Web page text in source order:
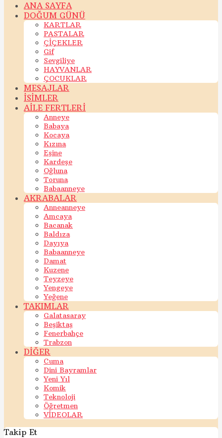
ANA SAYFA
DOĞUM GÜNÜ
KARTLAR
PASTALAR
ÇİÇEKLER
Gif
Sevgiliye
HAYVANLAR
ÇOCUKLAR
MESAJLAR
İSİMLER
AİLE FERTLERİ
Anneye
Babaya
Kocaya
Kızına
Eşine
Kardeşe
Oğluna
Toruna
Babaanneye
AKRABALAR
Anneanneye
Amcaya
Bacanak
Baldıza
Dayıya
Babaanneye
Damat
Kuzene
Teyzeye
Yengeye
Yeğene
TAKIMLAR
Galatasaray
Beşiktaş
Fenerbahçe
Trabzon
DİĞER
Cuma
Dini Bayramlar
Yeni Yıl
Komik
Teknoloji
Öğretmen
VİDEOLAR
Takip Et